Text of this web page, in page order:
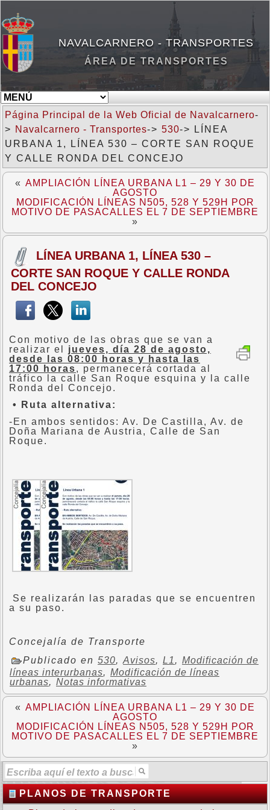
NAVALCARNERO - TRANSPORTES
ÁREA DE TRANSPORTES
Página Principal de la Web Oficial de Navalcarnero-
> Navalcarnero - Transportes-> 530-> LÍNEA
URBANA 1, LÍNEA 530 – CORTE SAN ROQUE
Y CALLE RONDA DEL CONCEJO
« AMPLIACIÓN LÍNEA URBANA L1 – 29 Y 30 DE
AGOSTO
MODIFICACIÓN LÍNEAS N505, 528 Y 529H POR
MOTIVO DE PASACALLES EL 7 DE SEPTIEMBRE
»
LÍNEA URBANA 1, LÍNEA 530 –
CORTE SAN ROQUE Y CALLE RONDA
DEL CONCEJO
Con motivo de las obras que se van a
realizar el jueves, día 28 de agosto,
desde las 08:00 horas y hasta las
17:00 horas, permanecerá cortada al
tráfico la calle San Roque esquina y la calle
Ronda del Concejo.
• Ruta alternativa:
-En ambos sentidos: Av. De Castilla, Av. de
Doña Mariana de Austria, Calle de San
Roque.
Se realizarán las paradas que se encuentren
a su paso.
Concejalía de Transporte
Publicado en 530, Avisos, L1 , Modificación de
líneas interurbanas, Modificación de líneas
urbanas, Notas informativas
« AMPLIACIÓN LÍNEA URBANA L1 – 29 Y 30 DE
AGOSTO
MODIFICACIÓN LÍNEAS N505, 528 Y 529H POR
MOTIVO DE PASACALLES EL 7 DE SEPTIEMBRE
»
PLANOS DE TRANSPORTE